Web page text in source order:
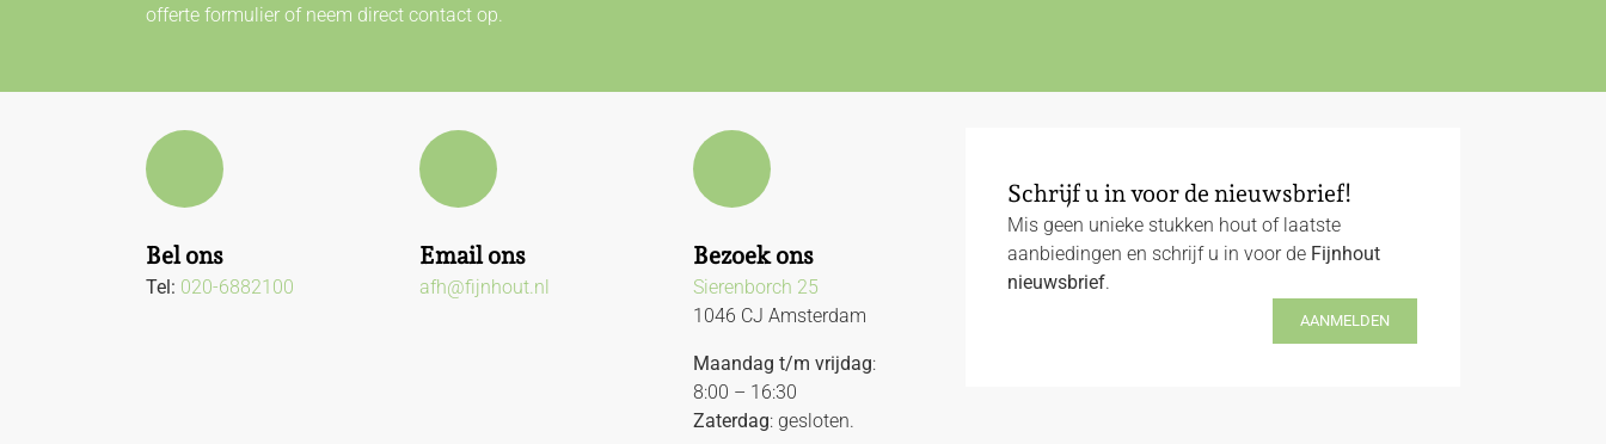
offerte formulier of neem direct contactop.
Bel ons
Tel: 020-6882100
Email ons
afh@fijnhout.nl
Bezoek ons
Sierenborch 25
1046 CJ Amsterdam
Maandag t/m vrijdag:
8:00 – 16:30
Zaterdag: gesloten.
Schrijf u in voor de nieuwsbrief!
Mis geen unieke stukken hout of laatste
aanbiedingen en schrijf u in voor de Fijnhout
nieuwsbrief.
AANMELDEN